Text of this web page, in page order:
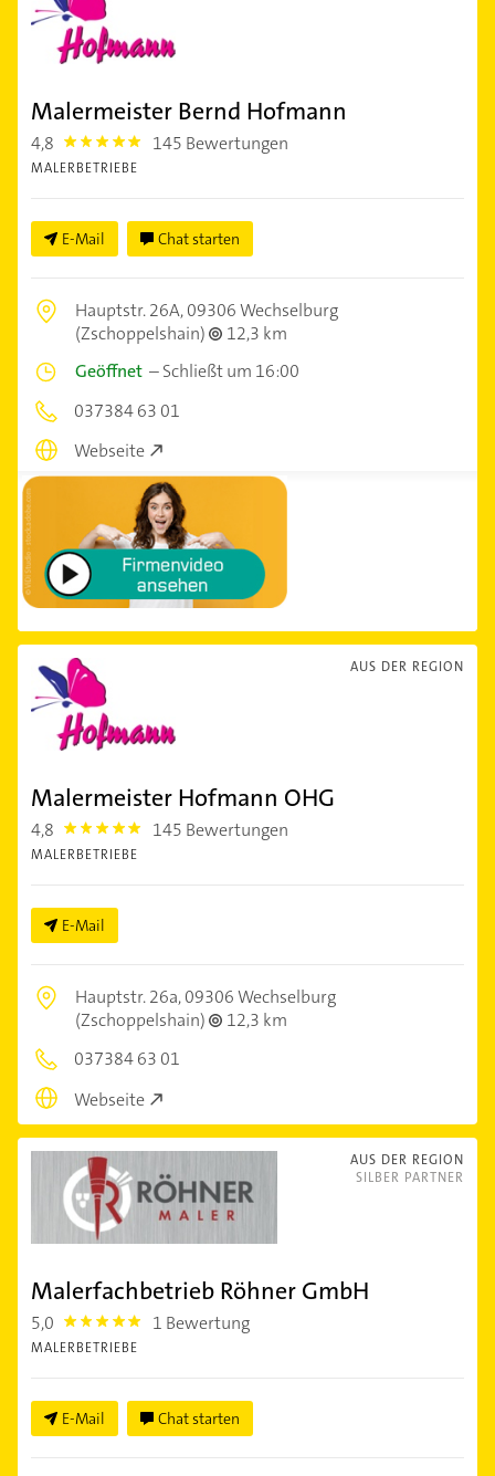
Malermeister Bernd Hofmann
4,8 4.8 145 Bewertungen
MALERBETRIEBE
E-Mail Chat starten
Hauptstr. 26A,09306 Wechselburg
(Zschoppelshain)
12,3 km
Geöffnet –Schließt um 16:00
037384 63 01
Webseite
AUS DER REGION
Malermeister Hofmann OHG
4,8 4.8 145 Bewertungen
MALERBETRIEBE
E-Mail
Hauptstr. 26a,09306 Wechselburg
(Zschoppelshain)
12,3 km
037384 63 01
Webseite
AUS DER REGION
SILBER PARTNER
Malerfachbetrieb Röhner GmbH
5,0 5.0 1 Bewertung
MALERBETRIEBE
E-Mail Chat starten